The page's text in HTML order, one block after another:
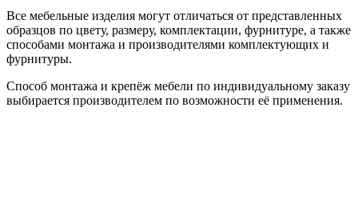
Все мебельные изделия могут отличаться от представленных
образцов по цвету, размеру, комплектации, фурнитуре, а также
способами монтажа и производителями комплектующих и
фурнитуры.
Способ монтажа и крепёж мебели по индивидуальному заказу
выбирается производителем по возможности её применения.